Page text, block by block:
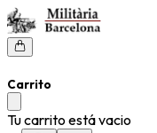
Carrito
Tu carrito está vacio